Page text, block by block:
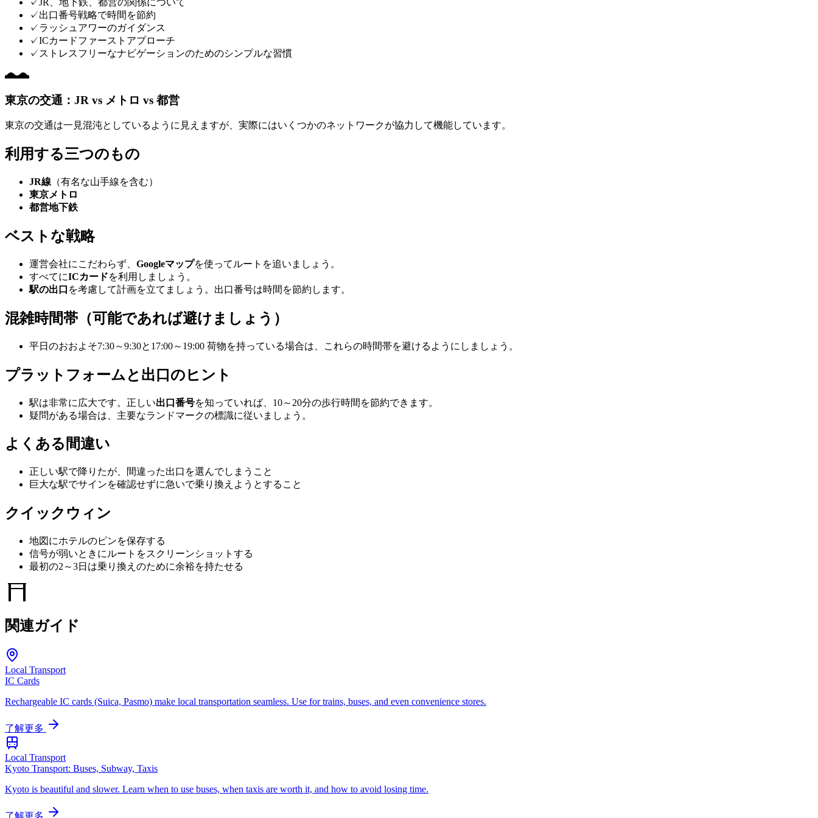
✓出口番号戦略で時間を節約
✓ラッシュアワーのガイダンス
✓ICカードファーストアプローチ
✓ ストレスフリーなナビゲーションのためのシンプルな習慣
東京の交通：JR vs メトロ vs 都営
東京の交通は一見混沌としているように見えますが、実際にはいくつかのネットワークが協力して機能しています。
利用する三つのもの
JR線 （有名な山手線を含む）
東京メトロ
都営地下鉄
ベストな戦略
運営会社にこだわらず、 Googleマップを使ってルートを追いましょう。
すべてにICカードを利用しましょう。
駅の出口 を考慮して計画を立てましょう。出口番号は時間を節約します。
混雑時間帯（可能であれば避けましょう）
平日のおおよそ7:30～9:30と17:00～19:00 荷物を持っている場合は、これらの時間帯を避けるようにしましょう。
プラットフォームと出口のヒント
駅は非常に広大です。正しい出口番号を知っていれば、10～20分の歩行時間を節約できます。
疑問がある場合は、主要なランドマークの標識に従いましょう。
よくある間違い
正しい駅で降りたが、間違った出口を選んでしまうこと
巨大な駅でサインを確認せずに急いで乗り換えようとすること
クイックウィン
地図にホテルのピンを保存する
信号が弱いときにルートをスクリーンショットする
最初の2～3日は乗り換えのために余裕を持たせる
関連ガイド
Local Transport
IC Cards
Rechargeable IC cards (Suica, Pasmo) make local transportation seamless. Use for trains, buses, and even convenience stores.
了解更多
Local Transport
Kyoto Transport: Buses, Subway, Taxis
Kyoto is beautiful and slower. Learn when to use buses, when taxis are worth it, and how to avoid losing time.
了解更多